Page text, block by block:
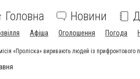
Головна Новини
Афіша Оголошення Погода
«Проліска» виривають людей із прифронтового